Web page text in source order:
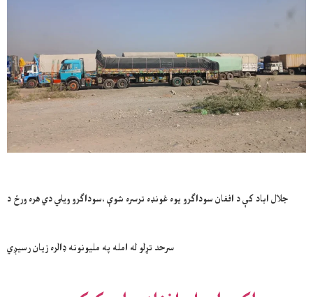
جلال اباد کې د افغان سوداګرو یوه غونډه ترسره شوې ،سوداګرو ویلي دي هره ورځ د
سرحد تړلو له امله په ملیونونه ډالره زیان رسیږي